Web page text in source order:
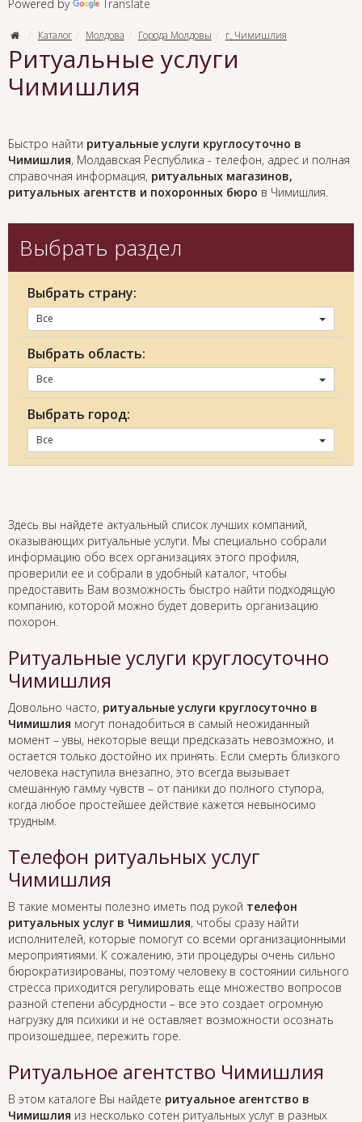
Powered by Translate
Каталог Молдова Города Молдовы г. Чимишлия
Ритуальные услуги
Чимишлия
Быстро найти ритуальные услуги круглосуточно в
Чимишлия, Мол­давс­кая Рес­пуб­ли­ка - телефон, адрес и полная
справочная информация, ритуальных магазинов,
ритуальных агентств и похоронных бюро в Чимишлия.
Выбрать раздел
Выбрать страну:
Все
Выбрать область:
Все
Выбрать город:
Все
Здесь вы найдете актуальный список лучших компаний,
оказывающих ритуальные услуги. Мы специально собрали
информацию обо всех организациях этого профиля,
проверили ее и собрали в удобный каталог, чтобы
предоставить Вам возможность быстро найти подходящую
компанию, которой можно будет доверить организацию
похорон.
Ритуальные услуги круглосуточно
Чимишлия
Довольно часто, ритуальные услуги круглосуточно в
Чимишлия могут понадобиться в самый неожиданный
момент – увы, некоторые вещи предсказать невозможно, и
остается только достойно их принять. Если смерть близкого
человека наступила внезапно, это всегда вызывает
смешанную гамму чувств – от паники до полного ступора,
когда любое простейшее действие кажется невыносимо
трудным.
Телефон ритуальных услуг
Чимишлия
В такие моменты полезно иметь под рукой телефон
ритуальных услуг в Чимишлия, чтобы сразу найти
исполнителей, которые помогут со всеми организационными
мероприятиями. К сожалению, эти процедуры очень сильно
бюрократизированы, поэтому человеку в состоянии сильного
стресса приходится регулировать еще множество вопросов
разной степени абсурдности – все это создает огромную
нагрузку для психики и не оставляет возможности осознать
произошедшее, пережить горе.
Ритуальное агентство Чимишлия
В этом каталоге Вы найдете ритуальное агентство в
Чимишлия из несколько сотен ритуальных услуг в разных